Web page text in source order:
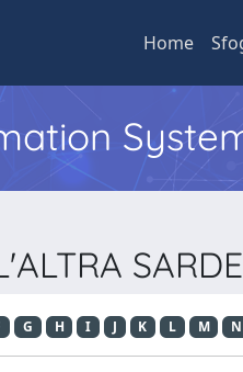
Home
G H I J K L M N